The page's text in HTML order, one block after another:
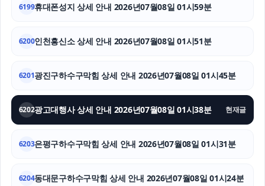
인스타 좋아요 늘리기
대구이혼전문변호사
주택담보대출한도
6199휴대폰성지 상세 안내 2026년07월08일 01시59분
6200인천흥신소 상세 안내 2026년07월08일 01시51분
6201광진구하수구막힘 상세 안내 2026년07월08일 01시45분
6202광고대행사 상세 안내 2026년07월08일 01시38분 현재글
6203은평구하수구막힘 상세 안내 2026년07월08일 01시31분
6204동대문구하수구막힘 상세 안내 2026년07월08일 01시24분